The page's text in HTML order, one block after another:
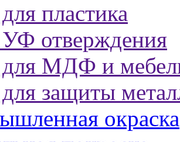
пластика
отверждения
МДФ и
защиты
окраска